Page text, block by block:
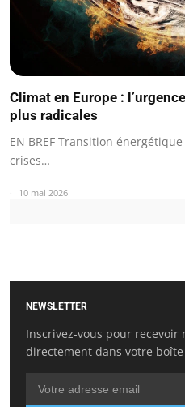
Climat en Europe :
plus radicales
EN BREF Transition
crises…
10 mai 2026
NEWSLETTER
Inscrivez-vous pour recevoir
directement dans votre